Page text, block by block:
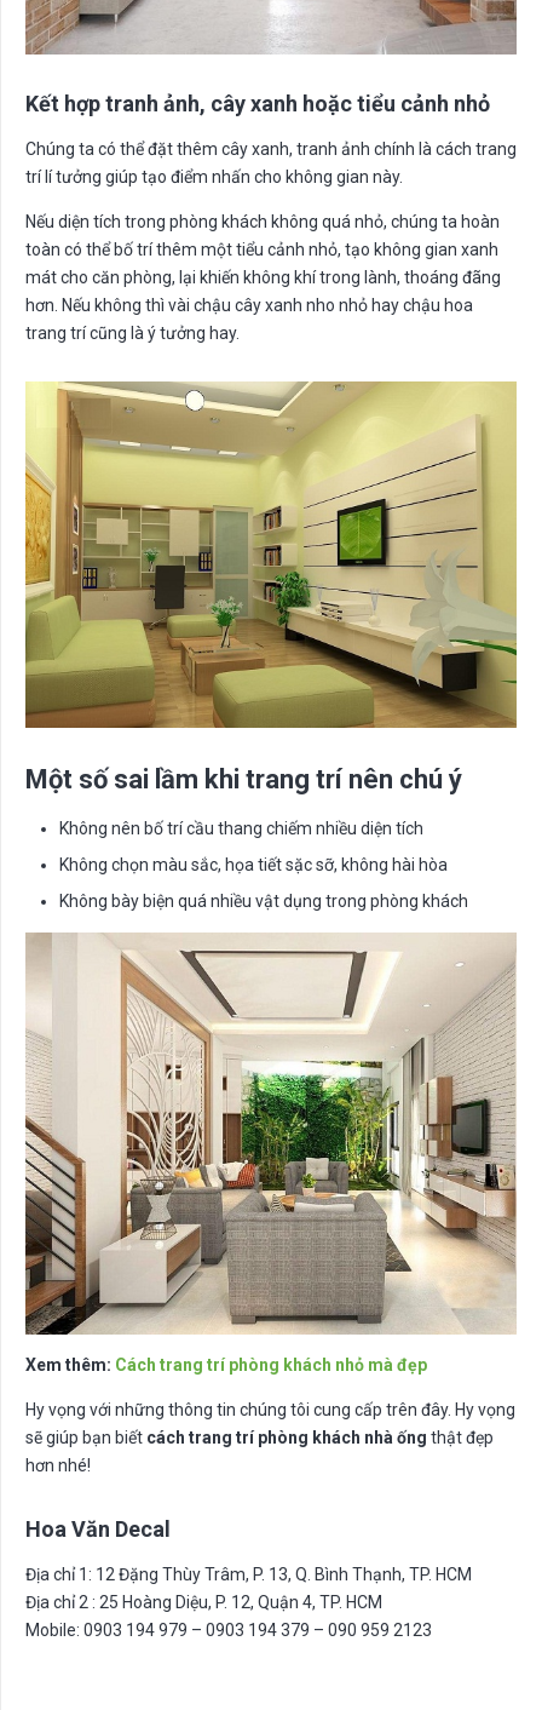
Kết hợp tranh ảnh, cây xanh hoặc tiểu cảnh nhỏ
Chúng ta có thể đặt thêm cây xanh, tranh ảnh chính là cách trang
trí lí tưởng giúp tạo điểm nhấn cho không gian này.
Nếu diện tích trong phòng khách không quá nhỏ, chúng ta hoàn
toàn có thể bố trí thêm một tiểu cảnh nhỏ, tạo không gian xanh
mát cho căn phòng, lại khiến không khí trong lành, thoáng đãng
hơn. Nếu không thì vài chậu cây xanh nho nhỏ hay chậu hoa
trang trí cũng là ý tưởng hay.
Một số sai lầm khi trang trí nên chú ý
Không nên bố trí cầu thang chiếm nhiều diện tích
Không chọn màu sắc, họa tiết sặc sỡ, không hài hòa
Không bày biện quá nhiều vật dụng trong phòng khách
Xem thêm: Cách trang trí phòng khách nhỏ mà đẹp
Hy vọng với những thông tin chúng tôi cung cấp trên đây. Hy vọng
sẽ giúp bạn biết cách trang trí phòng khách nhà ống thật đẹp
hơn nhé!
Hoa Văn Decal
Địa chỉ 1: 12 Đặng Thùy Trâm, P. 13, Q. Bình Thạnh, TP. HCM
Địa chỉ 2 : 25 Hoàng Diệu, P. 12, Quận 4, TP. HCM
Mobile: 0903 194 979 – 0903 194 379 – 090 959 2123